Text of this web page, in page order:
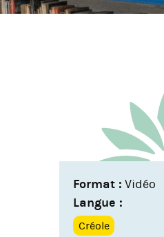
Format : Vidéo
Langue :
Créole